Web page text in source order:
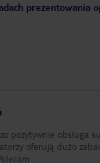
prezentowania
obsługa super wszyscy
oferują dużo